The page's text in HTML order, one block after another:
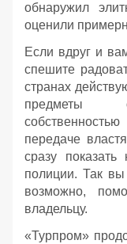
обнаружил
оценили
Если вдруг и
спешите
странах
предметы
передаче
сразу
полиции. Так вы
возможно,
владельцу.
«Турпром»